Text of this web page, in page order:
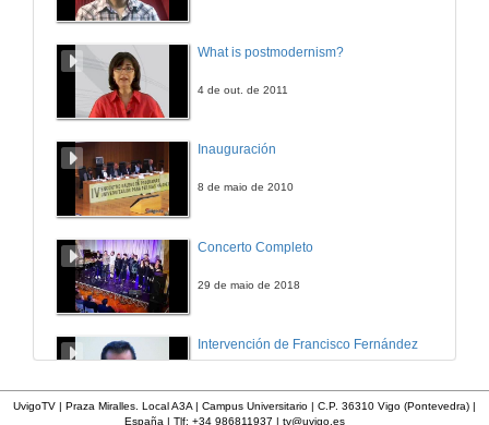
Presentación de Martín López Nores
What is postmodernism?
4 de out. de 2011
Inauguración
8 de maio de 2010
Concerto Completo
29 de maio de 2018
Intervención de Francisco Fernández
UvigoTV | Praza Miralles. Local A3A | Campus Universitario | C.P. 36310 Vigo (Pontevedra) |
España | Tlf: +34 986811937 | tv@uvigo.es